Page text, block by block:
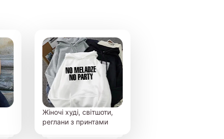
Жіночі худі, світшоти,
реглани з принтами